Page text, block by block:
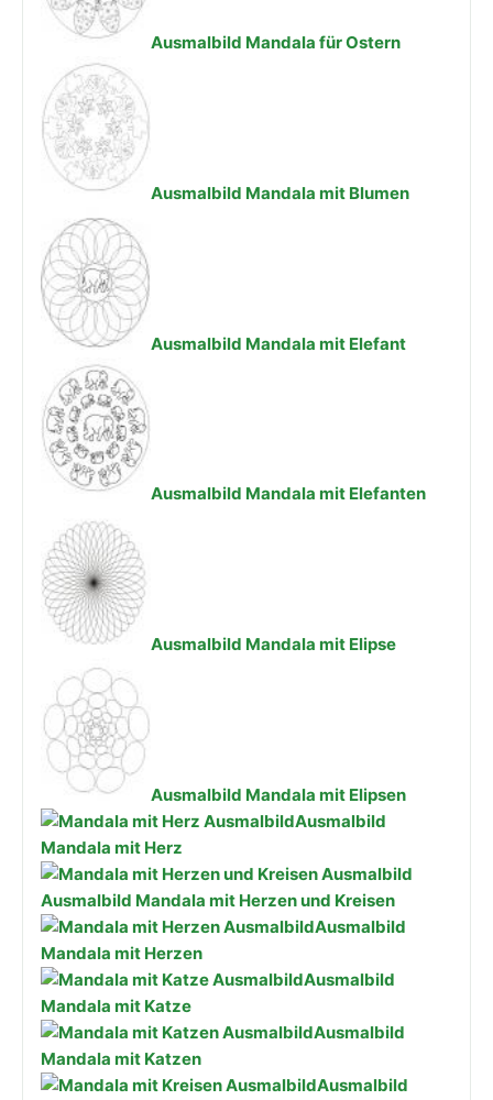
Ausmalbild Mandala für Ostern
Ausmalbild Mandala mit Blumen
Ausmalbild Mandala mit Elefant
Ausmalbild Mandala mit Elefanten
Ausmalbild Mandala mit Elipse
Ausmalbild Mandala mit Elipsen
Ausmalbild
Mandala mit Herz
Ausmalbild Mandala mit Herzen und Kreisen
Ausmalbild
Mandala mit Herzen
Ausmalbild
Mandala mit Katze
Ausmalbild
Mandala mit Katzen
Ausmalbild